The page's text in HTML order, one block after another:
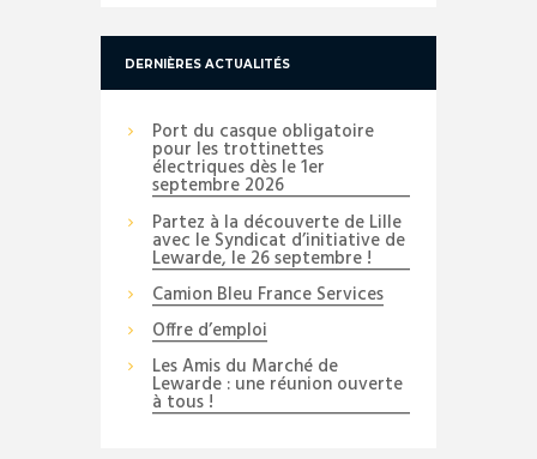
DERNIÈRES ACTUALITÉS
Port du casque obligatoire
pour les trottinettes
électriques dès le 1er
septembre 2026
Partez à la découverte de Lille
avec le Syndicat d’initiative de
Lewarde, le 26 septembre !
Camion Bleu France Services
Offre d’emploi
Les Amis du Marché de
Lewarde : une réunion ouverte
à tous !